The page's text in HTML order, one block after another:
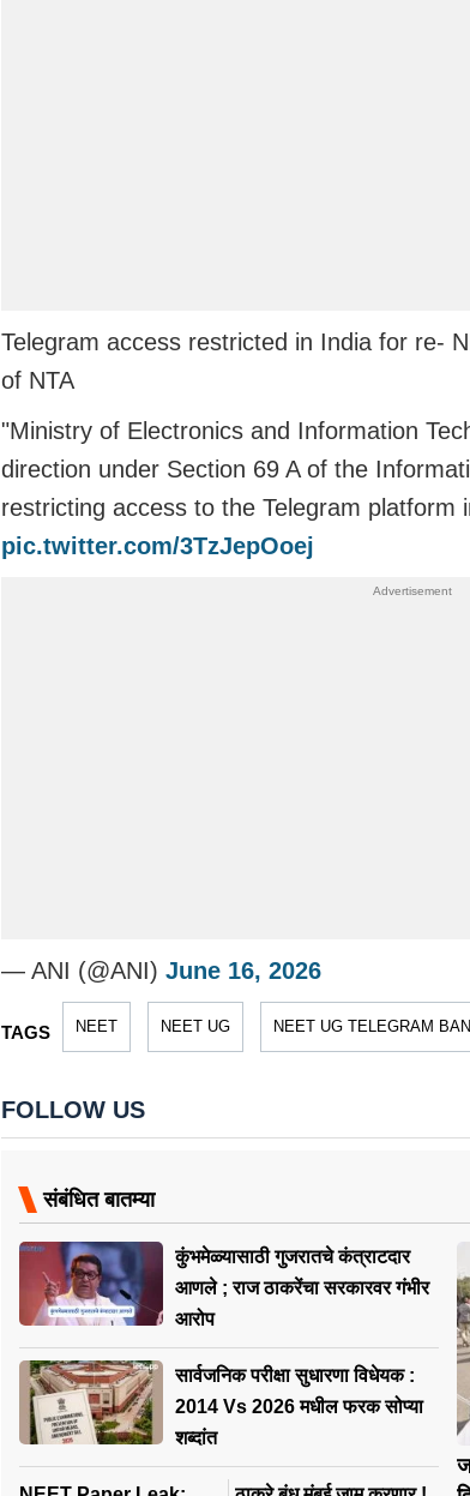
Telegram access restricted in India for re-
of NTA
"Ministry of Electronics and Information
direction under Section 69 A of the
restricting access to the Telegram platform
pic.twitter.com/3TzJepOoej
— ANI (@ANI) June 16, 2026
TAGS NEET NEET UG NEET UG TELEGRAM BAN
FOLLOW US
संबंधित बातम्या
कुंभमेळ्यासाठी गुजरातचे कंत्राटदार
आणले ; राज ठाकरेंचा सरकारवर गंभीर
आरोप
सार्वजनिक परीक्षा सुधारणा विधेयक :
2014 Vs 2026 मधील फरक सोप्या
शब्दांत